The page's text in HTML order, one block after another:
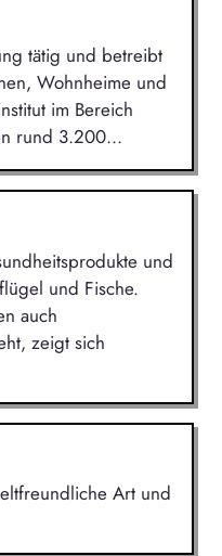
tätig und betreibt
Wohnheime und
im Bereich
rund 3.200...
und
und Fische.
auch
zeigt sich
Art und